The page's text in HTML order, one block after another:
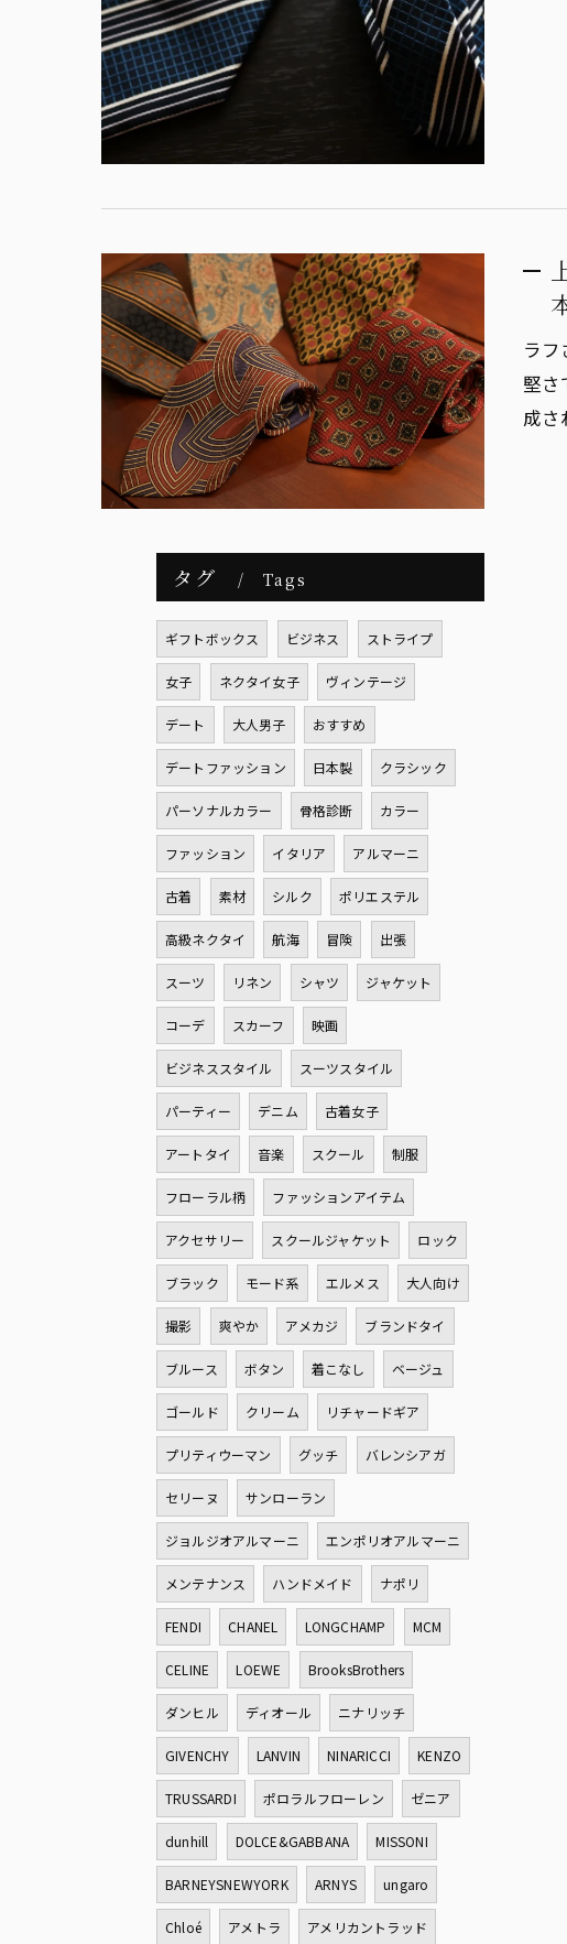
ラ
堅さ
成
タグ Tags
ギフトボックス ビジネス ストライプ
女子 ネクタイ女子 ヴィンテージ
デート 大人男子 おすすめ
デートファッション 日本製 クラシック
パーソナルカラー 骨格診断 カラー
ファッション イタリア アルマーニ
古着 素材 シルク ポリエステル
高級ネクタイ 航海 冒険 出張
スーツ リネン シャツ ジャケット
コーデ スカーフ 映画
ビジネススタイル スーツスタイル
パーティー デニム 古着女子
アートタイ 音楽 スクール 制服
フローラル柄 ファッションアイテム
アクセサリー スクールジャケット ロック
ブラック モード系 エルメス 大人向け
撮影 爽やか アメカジ ブランドタイ
ブルース ボタン 着こなし ベージュ
ゴールド クリーム リチャードギア
プリティウーマン グッチ バレンシアガ
セリーヌ サンローラン
ジョルジオアルマーニ エンポリオアルマーニ
メンテナンス ハンドメイド ナポリ
FENDI CHANEL LONGCHAMP MCM
CELINE LOEWE BrooksBrothers
ダンヒル ディオール ニナリッチ
GIVENCHY LANVIN NINARICCI KENZO
TRUSSARDI ポロラルフローレン ゼニア
dunhill DOLCE&GABBANA MISSONI
BARNEYSNEWYORK ARNYS ungaro
Chloé アメトラ アメリカントラッド